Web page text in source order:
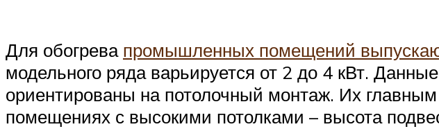
Для обогрева промышленных помещений
модельного ряда варьируется от 2 до 4 кВт.
ориентированы на потолочный монтаж. Их главным
помещениях с высокими потолками – высота